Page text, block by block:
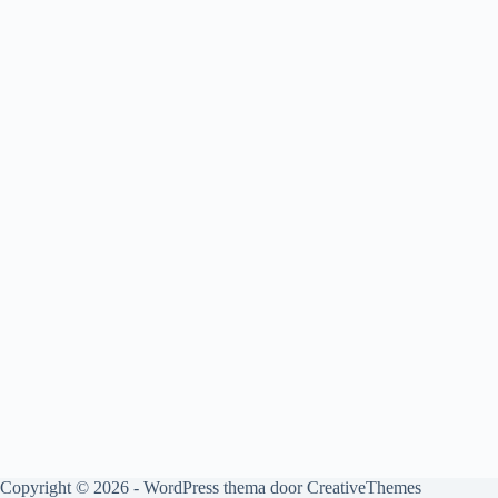
Copyright © 2026 - WordPress thema doorCreativeThemes